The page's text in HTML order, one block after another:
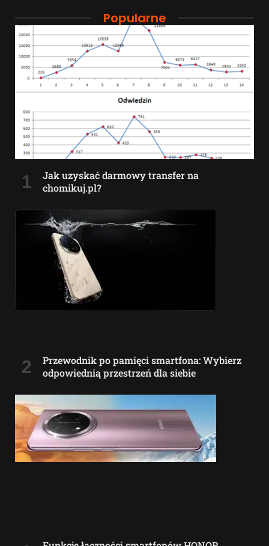
Popularne
Jak uzyskać darmowy transfer na
chomikuj.pl?
Przewodnik po pamięci smartfona: Wybierz
odpowiednią przestrzeń dla siebie